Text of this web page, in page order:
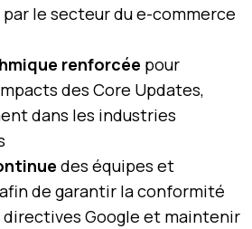
le secteur du e-commerce
renforcée pour
des Core Updates,
dans les industries
des équipes et
de garantir la conformité
directives Google et maintenir